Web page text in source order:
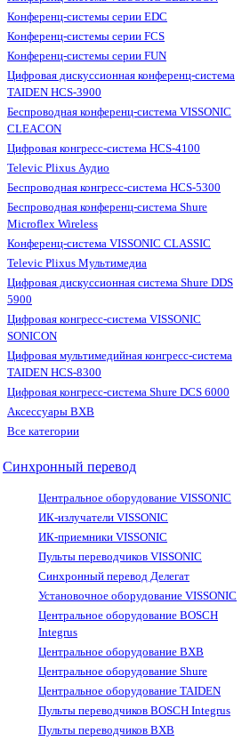
Конференц-системы серии EDC
Конференц-системы серии FCS
Конференц-системы серии FUN
Цифровая дискуссионная конференц-система
TAIDEN HCS-3900
Беспроводная конференц-система VISSONIC
CLEACON
Цифровая конгресс-система HCS-4100
Televic Plixus Аудио
Беспроводная конгресс-система HCS-5300
Беспроводная конференц-система Shure
Microflex Wireless
Конференц-система VISSONIC CLASSIC
Televic Plixus Мультимедиа
Цифровая дискуссионная система Shure DDS
5900
Цифровая конгресс-система VISSONIC
SONICON
Цифровая мультимедийная конгресс-система
TAIDEN HCS-8300
Цифровая конгресс-система Shure DCS 6000
Аксессуары BXB
Все категории
Синхронный перевод
Центральное оборудование VISSONIC
ИК-излучатели VISSONIC
ИК-приемники VISSONIC
Пульты переводчиков VISSONIC
Синхронный перевод Делегат
Установочное оборудование VISSONIC
Центральное оборудование BOSCH
Integrus
Центральное оборудование BXB
Центральное оборудование Shure
Центральное оборудование TAIDEN
Пульты переводчиков BOSCH Integrus
Пульты переводчиков BXB